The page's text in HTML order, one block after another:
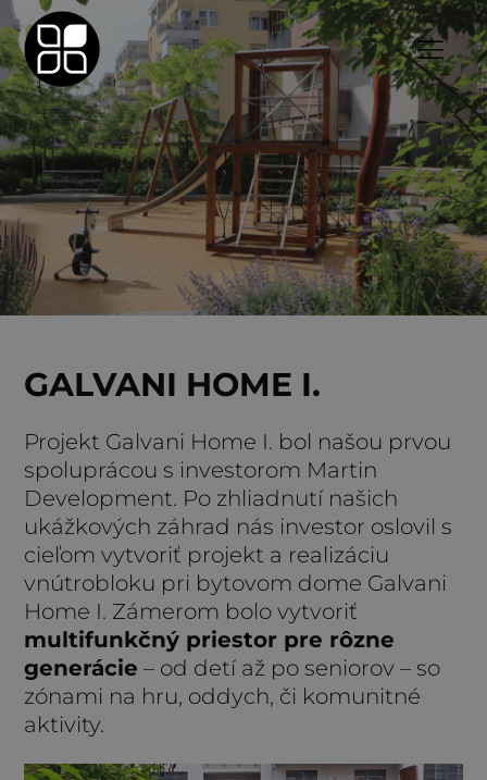
GALVANI HOME I.
Projekt Galvani Home I. bol našou prvou
spoluprácou s investorom Martin
Development. Po zhliadnutí našich
ukážkových záhrad nás investor oslovil s
cieľom vytvoriť projekt a realizáciu
vnútrobloku pri bytovom dome Galvani
Home I. Zámerom bolo vytvoriť
multifunkčný priestor pre rôzne
generácie – od detí až po seniorov – so
zónami na hru, oddych, či komunitné
aktivity.